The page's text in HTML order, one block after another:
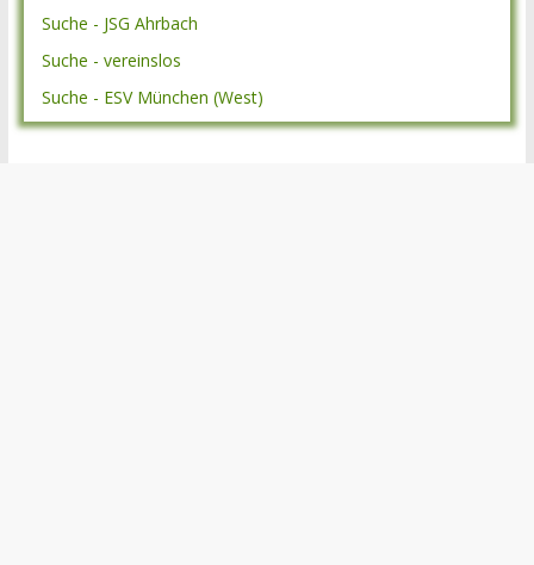
Suche - JSG Ahrbach
Suche - vereinslos
Suche - ESV München (West)